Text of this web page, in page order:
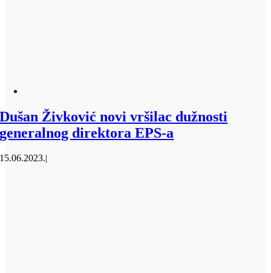
Dušan Živković novi vršilac dužnosti
generalnog direktora EPS-a
15.06.2023.|